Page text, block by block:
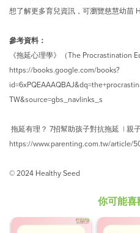
想了解更多育兒資訊，可瀏覽慈慧幼苗
參考資料：
《拖延心理學》（The Procrastination
https://books.google.com/books?
TW&source=gbs_navlinks_s
拖延有理？ 7招幫助孩子對抗拖延 | 親
https://www.parenting.com.tw/article/
© 2024 Healthy Seed
你可能